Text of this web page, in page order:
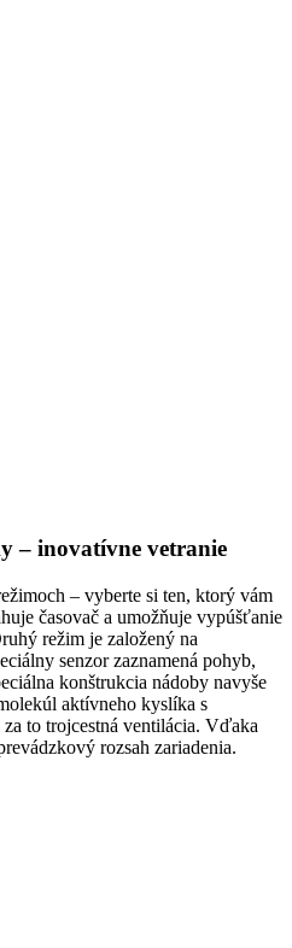
– inovatívne vetranie
– vyberte si ten, ktorý vám
časovač a umožňuje vypúšťanie
režim je založený na
senzor zaznamená pohyb,
konštrukcia nádoby navyše
aktívneho kyslíka s
to trojcestná ventilácia. Vďaka
rozsah zariadenia.